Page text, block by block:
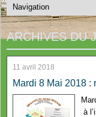
ARCHIVES DU
11 avril 2018
Mardi 8 Mai 2018 :
à